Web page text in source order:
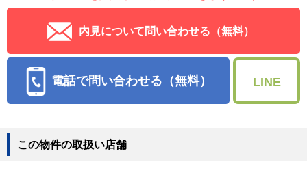
内見について問い合わせる（無料）
電話で問い合わせる（無料） LINE
この物件の取扱い店舗